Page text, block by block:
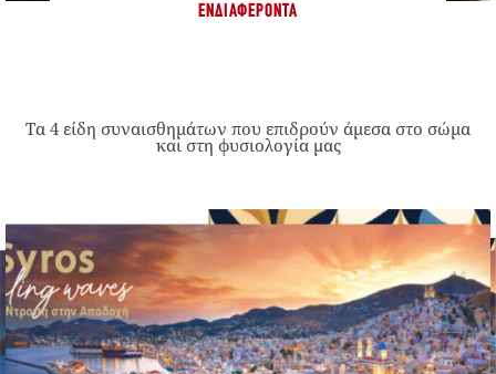
ΕΝΔΙΑΦΈΡΟΝΤΑ
Τα 4 είδη συναισθημάτων που επιδρούν άμεσα στο σώμα
και στη φυσιολογία μας